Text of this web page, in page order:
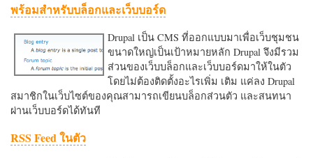
พร้อมสำหรับบล็อกและเว็บบอร์ด
Drupal เป็น CMS ที่ออกแบบมาเพื่อเว็บชุมชน
ขนาดใหญ่เป็นเป้าหมายหลัก Drupal จึงมีรวม
ส่วนของเว็บบล็อกและเว็บบอร์ดมาให้ในตัว
โดยไม่ต้องติดตั้งอะไรเพิ่ม เติม แค่ลง Drupal
สมาชิกในเว็บไซต์ของคุณสามารถเขียนบล็อกส่วนตัว และสนทนา
ผ่านเว็บบอร์ดได้ทันที
RSS Feed ในตัว